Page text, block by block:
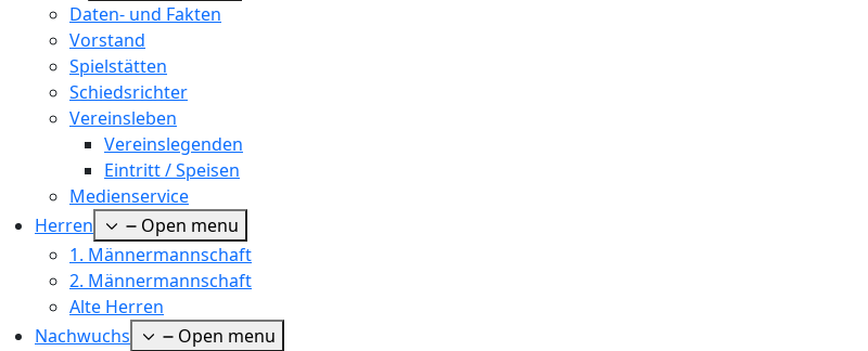
Daten- und Fakten
Vorstand
Spielstätten
Schiedsrichter
Vereinsleben
Vereinslegenden
Eintritt / Speisen
Medienservice
Herren
Open menu
1. Männermannschaft
2. Männermannschaft
Alte Herren
Nachwuchs
Open menu